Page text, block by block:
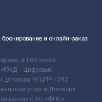
и онлайн-заказ
в том числе
– Цифровые
договора № ЦПР-1282
услуг и Договора
c АО «ФПК»